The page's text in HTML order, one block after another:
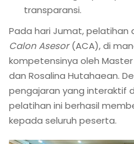
transparansi.
Pada hari Jumat, pelatihan
Calon Asesor(ACA), di
kompetensinya oleh Master
dan Rosalina Hutahaean.
pengajaran yang interaktif
pelatihan ini berhasil
kepada seluruh peserta.